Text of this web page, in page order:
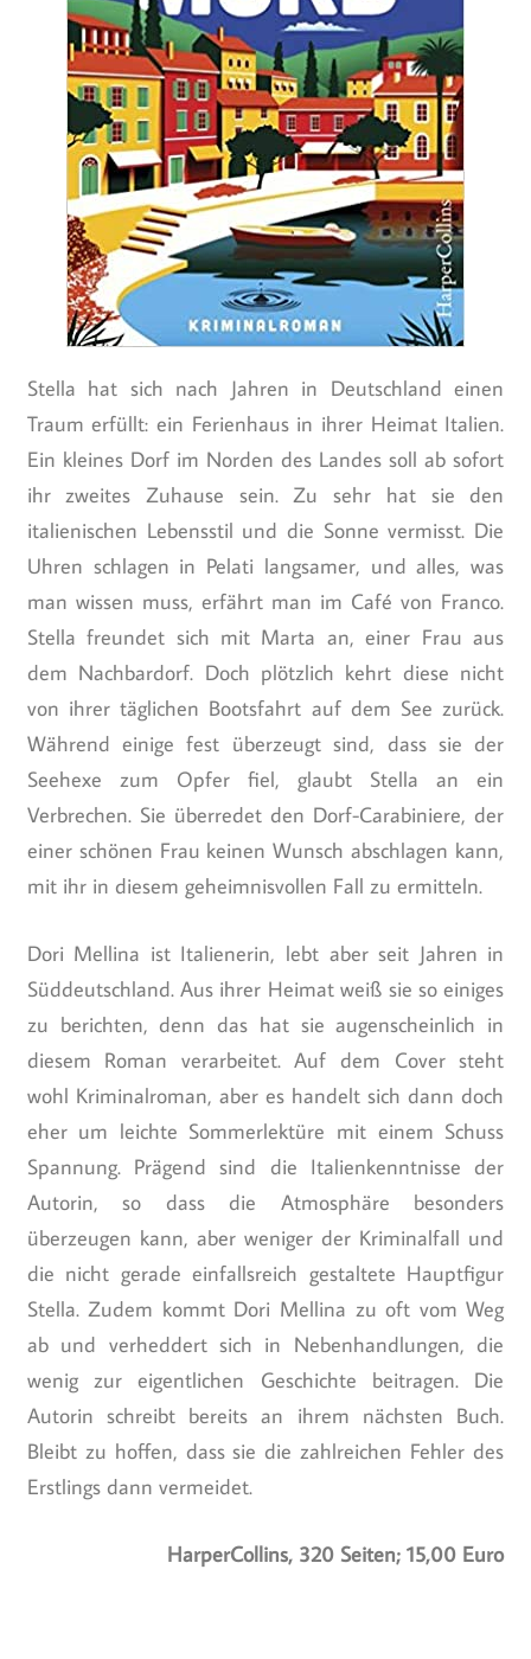
Stella hat sich nach Jahren in Deutschland einen
Traum erfüllt: ein Ferienhaus in ihrer Heimat Italien.
Ein kleines Dorf im Norden des Landes soll ab sofort
ihr zweites Zuhause sein. Zu sehr hat sie den
italienischen Lebensstil und die Sonne vermisst. Die
Uhren schlagen in Pelati langsamer, und alles, was
man wissen muss, erfährt man im Café von Franco.
Stella freundet sich mit Marta an, einer Frau aus
dem Nachbardorf. Doch plötzlich kehrt diese nicht
von ihrer täglichen Bootsfahrt auf dem See zurück.
Während einige fest überzeugt sind, dass sie der
Seehexe zum Opfer fiel, glaubt Stella an ein
Verbrechen. Sie überredet den Dorf-Carabiniere, der
einer schönen Frau keinen Wunsch abschlagen kann,
mit ihr in diesem geheimnisvollen Fall zu ermitteln.
Dori Mellina ist Italienerin, lebt aber seit Jahren in
Süddeutschland. Aus ihrer Heimat weiß sie so einiges
zu berichten, denn das hat sie augenscheinlich in
diesem Roman verarbeitet. Auf dem Cover steht
wohl Kriminalroman, aber es handelt sich dann doch
eher um leichte Sommerlektüre mit einem Schuss
Spannung. Prägend sind die Italienkenntnisse der
Autorin, so dass die Atmosphäre besonders
überzeugen kann, aber weniger der Kriminalfall und
die nicht gerade einfallsreich gestaltete Hauptfigur
Stella. Zudem kommt Dori Mellina zu oft vom Weg
ab und verheddert sich in Nebenhandlungen, die
wenig zur eigentlichen Geschichte beitragen. Die
Autorin schreibt bereits an ihrem nächsten Buch.
Bleibt zu hoffen, dass sie die zahlreichen Fehler des
Erstlings dann vermeidet.
HarperCollins, 320 Seiten; 15,00 Euro